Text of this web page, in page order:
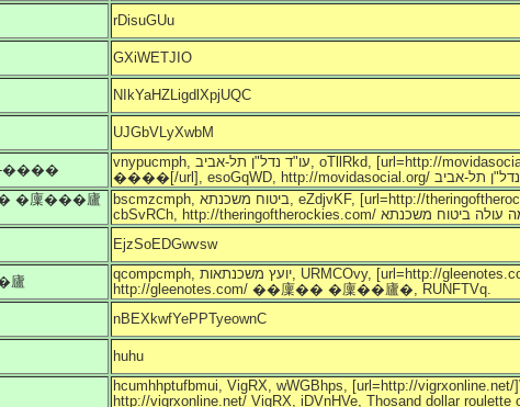
rDisuGUu
GXiWETJIO
NIkYaHZLigdlXpjUQC
UJGbVLyXwbM
����
vnypucmph, עו"ד נדל"ן תל-אביב, oTllRkd, [url=http://movidasocial.org/]廣�"� ���"� 廬�-
�廩���廬
bscmzcmph, ביטוח משכנתא, eZdjvKF, [url=http://theringoftherockies.com/]ביטוח משכנתא[/url],
EjzSoEDGwvsw
廬
qcompcmph, יועץ משכנתאות, URMCOvy, [url=http://gleenotes.com/]יועץ משכנתא[/url], ZnKOabn,
http://gleenotes.com/ ��廩�� �廩��廬�, RUNFTVq.
nBEXkwfYePPTyeownC
huhu
hcumhhptufbmui, VigRX, wWGBhps, [url=http://vigrxonline.net/
http://vigrxonline.net/ VigRX, iDVnHVe, Thosand dollar roulette